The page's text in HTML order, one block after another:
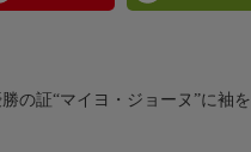
の証“マイヨ・ジョーヌ”に袖を